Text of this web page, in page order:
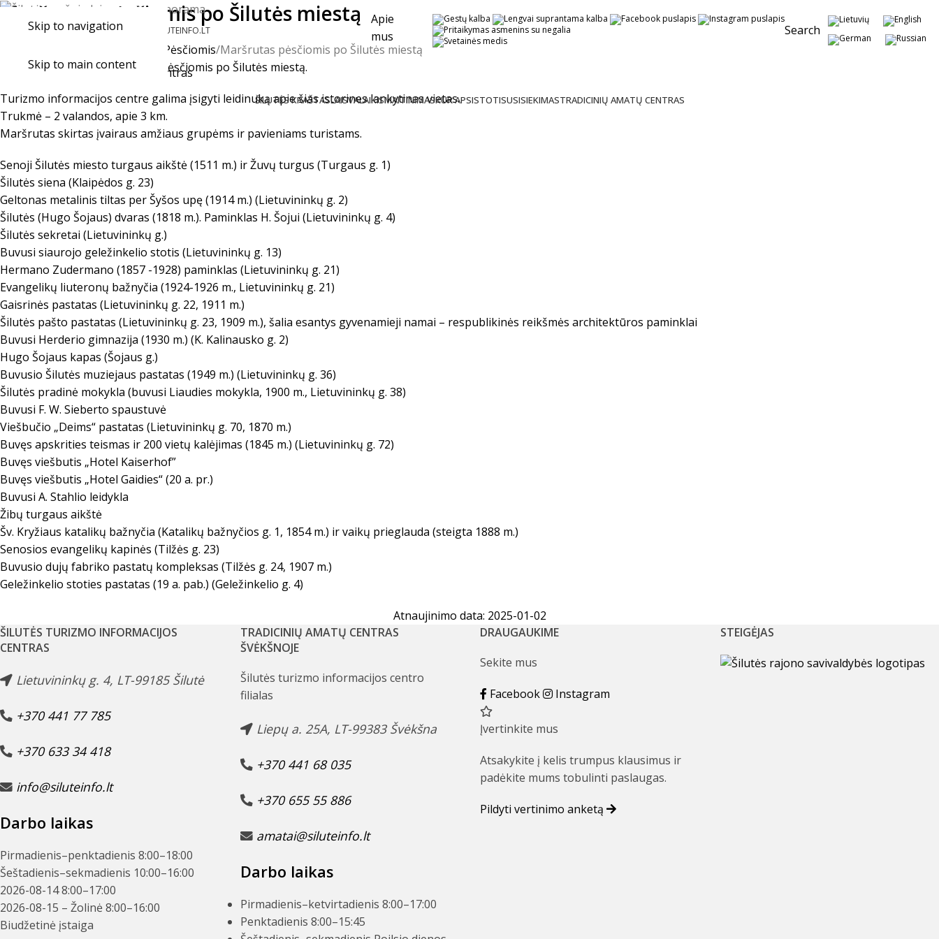
Skip to navigation
Skip to main content
INFO@SILUTEINFO.LT
Apie
mus
Search
ŠILUTĖS KRAŠTASLAISVALAIKISMAITINIMASKUR APSISTOTISUSISIEKIMASTRADICINIŲ AMATŲ CENTRAS
Maršrutas pėsčiomis po Šilutės miestą
Pėsčiomis Maršrutas pėsčiomis po Šilutės miestą
Rekomenduojamas maršrutas pėsčiomis po Šilutės miestą.
Turizmo informacijos centre galima įsigyti leidinuką apie šias istorines lankytinas vietas.
Trukmė – 2 valandos, apie 3 km.
Maršrutas skirtas įvairaus amžiaus grupėms ir pavieniams turistams.
Senoji Šilutės miesto turgaus aikštė (1511 m.) ir Žuvų turgus (Turgaus g. 1)
Šilutės siena (Klaipėdos g. 23)
Geltonas metalinis tiltas per Šyšos upę (1914 m.) (Lietuvininkų g. 2)
Šilutės (Hugo Šojaus) dvaras (1818 m.). Paminklas H. Šojui (Lietuvininkų g. 4)
Šilutės sekretai (Lietuvininkų g.)
Buvusi siaurojo geležinkelio stotis (Lietuvininkų g. 13)
Hermano Zudermano (1857 -1928) paminklas (Lietuvininkų g. 21)
Evangelikų liuteronų bažnyčia (1924-1926 m., Lietuvininkų g. 21)
Gaisrinės pastatas (Lietuvininkų g. 22, 1911 m.)
Šilutės pašto pastatas (Lietuvininkų g. 23, 1909 m.), šalia esantys gyvenamieji namai – respublikinės reikšmės architektūros paminklai
Buvusi Herderio gimnazija (1930 m.) (K. Kalinausko g. 2)
Hugo Šojaus kapas (Šojaus g.)
Buvusio Šilutės muziejaus pastatas (1949 m.) (Lietuvininkų g. 36)
Šilutės pradinė mokykla (buvusi Liaudies mokykla, 1900 m., Lietuvininkų g. 38)
Buvusi F. W. Sieberto spaustuvė
Viešbučio „Deims“ pastatas (Lietuvininkų g. 70, 1870 m.)
Buvęs apskrities teismas ir 200 vietų kalėjimas (1845 m.) (Lietuvininkų g. 72)
Buvęs viešbutis „Hotel Kaiserhof”
Buvęs viešbutis „Hotel Gaidies“ (20 a. pr.)
Buvusi A. Stahlio leidykla
Žibų turgaus aikštė
Šv. Kryžiaus katalikų bažnyčia (Katalikų bažnyčios g. 1, 1854 m.) ir vaikų prieglauda (steigta 1888 m.)
Senosios evangelikų kapinės (Tilžės g. 23)
Buvusio dujų fabriko pastatų kompleksas (Tilžės g. 24, 1907 m.)
Geležinkelio stoties pastatas (19 a. pab.) (Geležinkelio g. 4)
Atnaujinimo data: 2025-01-02
ŠILUTĖS TURIZMO INFORMACIJOS
CENTRAS
Lietuvininkų g. 4, LT-99185 Šilutė
+370 441 77 785
+370 633 34 418
info@siluteinfo.lt
Darbo laikas
Pirmadienis–penktadienis 8:00–18:00
Šeštadienis–sekmadienis 10:00–16:00
2026-08-148:00–17:00
2026-08-15 – Žolinė8:00–16:00
Biudžetinė įstaiga
TRADICINIŲ AMATŲ CENTRAS
ŠVĖKŠNOJE
Šilutės turizmo informacijos centro
filialas
Liepų a. 25A, LT-99383 Švėkšna
+370 441 68 035
+370 655 55 886
amatai@siluteinfo.lt
Darbo laikas
Pirmadienis–ketvirtadienis 8:00–17:00
Penktadienis 8:00–15:45
DRAUGAUKIME
Sekite mus
Facebook Instagram
Įvertinkite mus
Atsakykite į kelis trumpus klausimus ir
padėkite mums tobulinti paslaugas.
Pildyti vertinimo anketą
STEIGĖJAS